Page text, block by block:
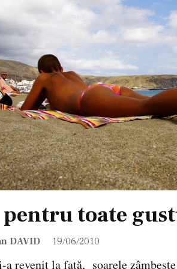
pentru toate
DAVID 19/06/2010
a revenit la faţă, soarele